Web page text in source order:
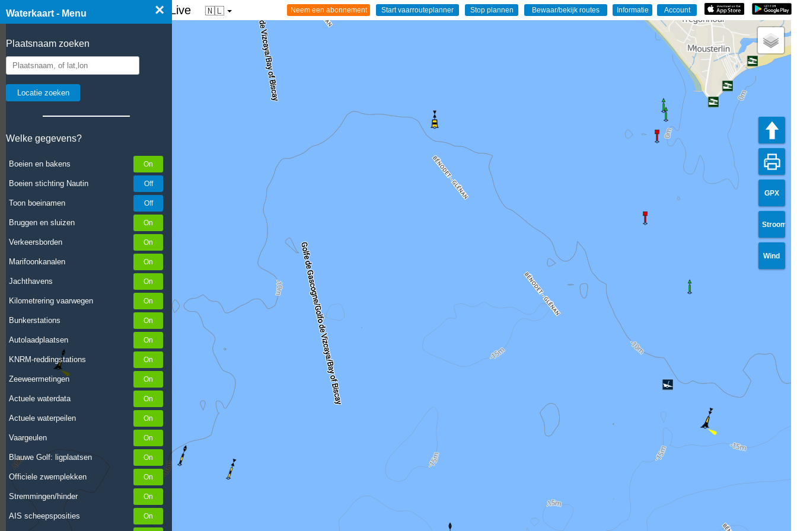
Waterkaart - Menu ×
Plaatsnaam zoeken
Welke gegevens?
Boeien en bakens
Boeien stichting Nautin
Toon boeinamen
Bruggen en sluizen
Verkeersborden
Marifoonkanalen
Jachthavens
Kilometrering vaarwegen
Bunkerstations
Autolaadplaatsen
KNRM-reddingstations
Zeeweermetingen
Actuele waterdata
Actuele waterpeilen
Vaargeulen
Blauwe Golf: ligplaatsen
Officiele zwemplekken
Stremmingen/hinder
AIS scheepsposities
☰ Waterkaart van Nederland - Live 🇳🇱
GPX
Stroom
Wind